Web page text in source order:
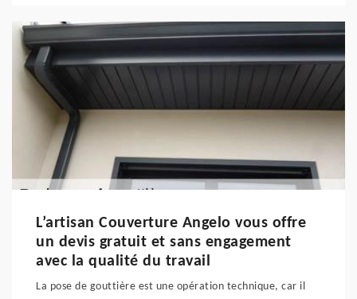
L’artisan Couverture Angelo vous offre
un devis gratuit et sans engagement
avec la qualité du travail
La pose de gouttière est une opération technique, car il